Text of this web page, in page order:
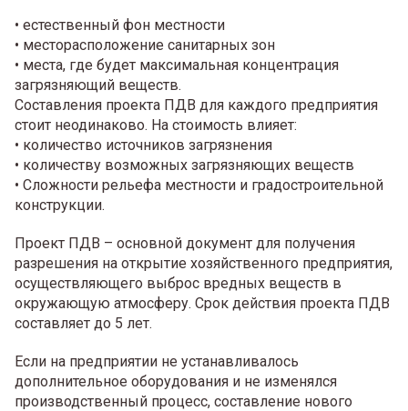
• естественный фон местности
• месторасположение санитарных зон
• места, где будет максимальная концентрация
загрязняющий веществ.
Составления проекта ПДВ для каждого предприятия
стоит неодинаково. На стоимость влияет:
• количество источников загрязнения
• количеству возможных загрязняющих веществ
• Сложности рельефа местности и градостроительной
конструкции.
Проект ПДВ – основной документ для получения
разрешения на открытие хозяйственного предприятия,
осуществляющего выброс вредных веществ в
окружающую атмосферу. Срок действия проекта ПДВ
составляет до 5 лет.
Если на предприятии не устанавливалось
дополнительное оборудования и не изменялся
производственный процесс, составление нового